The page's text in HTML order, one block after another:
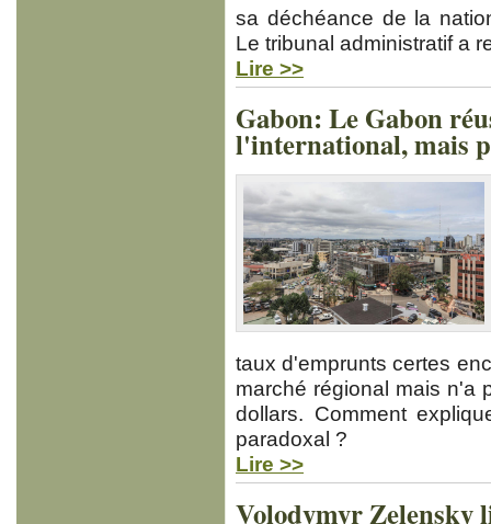
sa déchéance de la
Le tribunal administratif a
Lire >>
Gabon: Le Gabon
l'international, mais
taux d'emprunts certes
marché régional mais n'a
dollars. Comment
paradoxal ?
Lire >>
Volodymyr Zelensky